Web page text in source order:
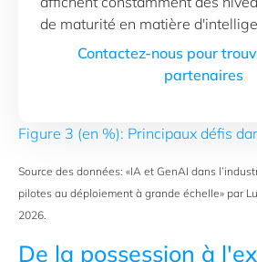
de maturité en matière
Contactez-nous pour
partenaires
Figure 3 (en %): Principaux défis
Source des données: «IA et GenAI dans
pilotes au déploiement à grande échelle» par
2026.
De la possession à